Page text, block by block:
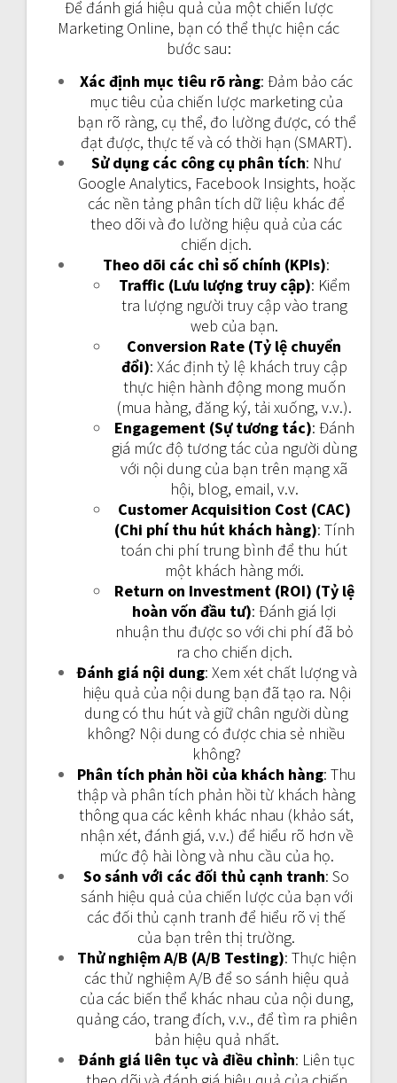
Để đánh giá hiệu quả của một chiến lược
Marketing Online, bạn có thể thực hiện các
bước sau:
Xác định mục tiêu rõ ràng: Đảm bảo các
mục tiêu của chiến lược marketing của
bạn rõ ràng, cụ thể, đo lường được, có thể
đạt được, thực tế và có thời hạn (SMART).
Sử dụng các công cụ phân tích: Như
Google Analytics, Facebook Insights, hoặc
các nền tảng phân tích dữ liệu khác để
theo dõi và đo lường hiệu quả của các
chiến dịch.
Theo dõi các chỉ số chính (KPIs):
Traffic (Lưu lượng truy cập): Kiểm
tra lượng người truy cập vào trang
web của bạn.
Conversion Rate (Tỷ lệ chuyển
đổi): Xác định tỷ lệ khách truy cập
thực hiện hành động mong muốn
(mua hàng, đăng ký, tải xuống, v.v.).
Engagement (Sự tương tác): Đánh
giá mức độ tương tác của người dùng
với nội dung của bạn trên mạng xã
hội, blog, email, v.v.
Customer Acquisition Cost (CAC)
(Chi phí thu hút khách hàng): Tính
toán chi phí trung bình để thu hút
một khách hàng mới.
Return on Investment (ROI) (Tỷ lệ
hoàn vốn đầu tư): Đánh giá lợi
nhuận thu được so với chi phí đã bỏ
ra cho chiến dịch.
Đánh giá nội dung: Xem xét chất lượng và
hiệu quả của nội dung bạn đã tạo ra. Nội
dung có thu hút và giữ chân người dùng
không? Nội dung có được chia sẻ nhiều
không?
Phân tích phản hồi của khách hàng: Thu
thập và phân tích phản hồi từ khách hàng
thông qua các kênh khác nhau (khảo sát,
nhận xét, đánh giá, v.v.) để hiểu rõ hơn về
mức độ hài lòng và nhu cầu của họ.
So sánh với các đối thủ cạnh tranh: So
sánh hiệu quả của chiến lược của bạn với
các đối thủ cạnh tranh để hiểu rõ vị thế
của bạn trên thị trường.
Thử nghiệm A/B (A/B Testing): Thực hiện
các thử nghiệm A/B để so sánh hiệu quả
của các biến thể khác nhau của nội dung,
quảng cáo, trang đích, v.v., để tìm ra phiên
bản hiệu quả nhất.
Đánh giá liên tục và điều chỉnh: Liên tục